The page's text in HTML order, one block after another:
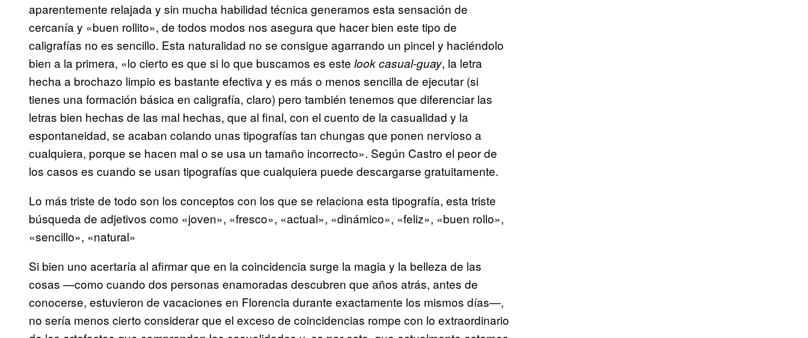
aparentemente relajada y sin mucha habilidad técnica generamos esta sensación de
cercanía y «buen rollito», de todos modos nos asegura que hacer bien este tipo de
caligrafías no es sencillo. Esta naturalidad no se consigue agarrando un pincel y haciéndolo
bien a la primera, «lo cierto es que si lo que buscamos es este look casual-guay, la letra
hecha a brochazo limpio es bastante efectiva y es más o menos sencilla de ejecutar (si
tienes una formación básica en caligrafía, claro) pero también tenemos que diferenciar las
letras bien hechas de las mal hechas, que al final, con el cuento de la casualidad y la
espontaneidad, se acaban colando unas tipografías tan chungas que ponen nervioso a
cualquiera, porque se hacen mal o se usa un tamaño incorrecto». Según Castro el peor de
los casos es cuando se usan tipografías que cualquiera puede descargarse gratuitamente.
Lo más triste de todo son los conceptos con los que se relaciona esta tipografía, esta triste
búsqueda de adjetivos como «joven», «fresco», «actual», «dinámico», «feliz», «buen rollo»,
«sencillo», «natural»
Si bien uno acertaría al afirmar que en la coincidencia surge la magia y la belleza de las
cosas —como cuando dos personas enamoradas descubren que años atrás, antes de
conocerse, estuvieron de vacaciones en Florencia durante exactamente los mismos días—,
no sería menos cierto considerar que el exceso de coincidencias rompe con lo extraordinario